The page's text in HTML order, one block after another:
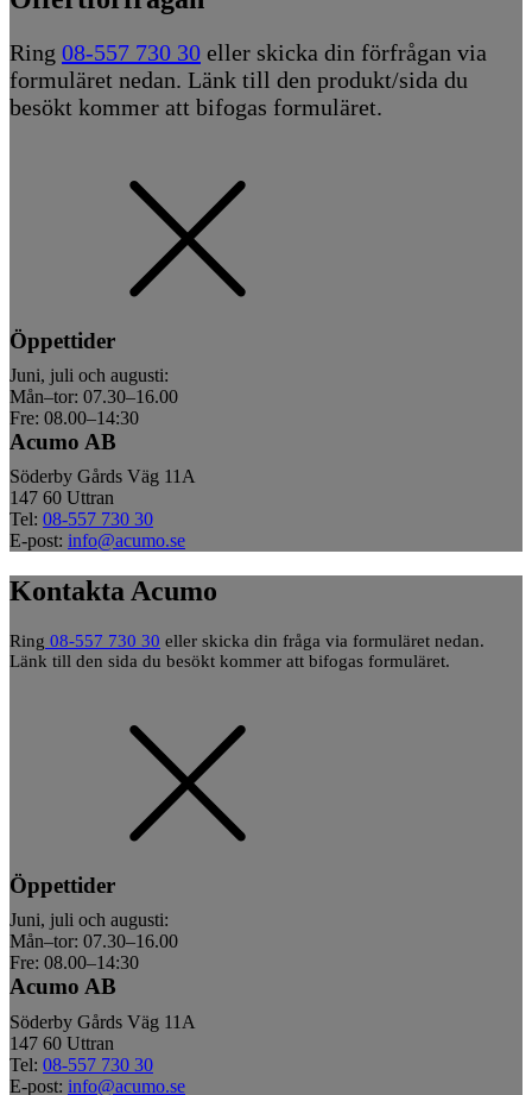
Ring 08-557 730 30 eller skicka din förfrågan via
formuläret nedan. Länk till den produkt/sida du
besökt kommer att bifogas formuläret.
Öppettider
Juni, juli och augusti:
Mån–tor: 07.30–16.00
Fre: 08.00–14:30
Acumo AB
Söderby Gårds Väg 11A
147 60 Uttran
Tel: 08-557 730 30
E-post: info@acumo.se
Kontakta Acumo
Ring 08-557 730 30 eller skicka din fråga via formuläret nedan.
Länk till den sida du besökt kommer att bifogas formuläret.
Öppettider
Juni, juli och augusti:
Mån–tor: 07.30–16.00
Fre: 08.00–14:30
Acumo AB
Söderby Gårds Väg 11A
147 60 Uttran
Tel: 08-557 730 30
E-post: info@acumo.se